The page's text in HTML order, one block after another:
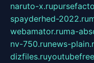
naruto-x.ru
spayderhed-2022.ru
webamator.ruma-
nv-750.runews-
dizfiles.ru